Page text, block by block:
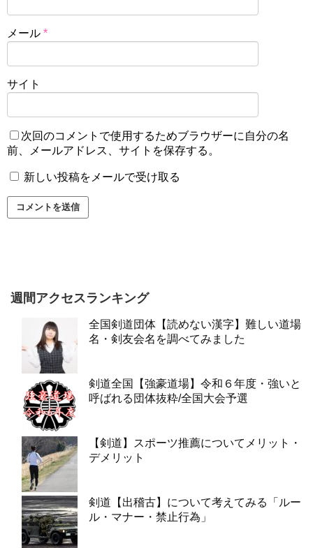
メール *
サイト
次回のコメントで使用するためブラウザーに自分の名
前、メールアドレス、サイトを保存する。
新しい投稿をメールで受け取る
週間アクセスランキング
全国剣道団体【読めない漢字】難しい道場
名・剣友会名を調べてみました
剣道全国【強豪道場】令和６年度・強いと
呼ばれる団体抜粋/全国大会予選
【剣道】スポーツ推薦についてメリット・
デメリット
剣道【出稽古】について考えてみる「ルー
ル・マナー・禁止行為」